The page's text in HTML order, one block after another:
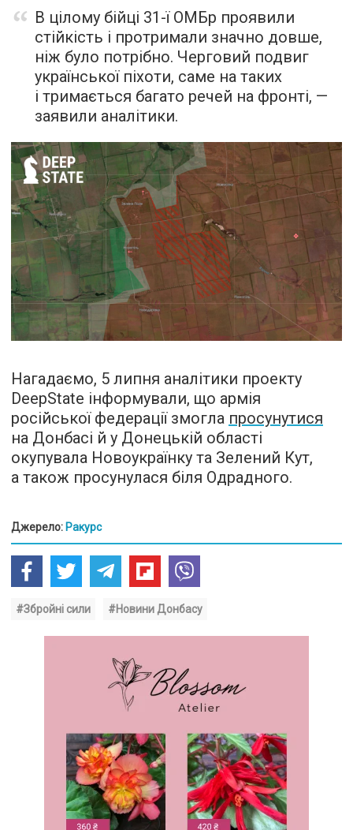
В цілому бійці 31-ї ОМБр проявили
стійкість і протримали значно довше,
ніж було потрібно. Черговий подвиг
української піхоти, саме на таких
і тримається багато речей на фронті, —
заявили аналітики.
Нагадаємо, 5 липня аналітики проекту
DeepState інформували, що армія
російської федерації змогла просунутися
на Донбасі й у Донецькій області
окупувала Новоукраїнку та Зелений Кут,
а також просунулася біля Одрадного.
Джерело: Ракурс
#Збройні сили #Новини Донбасу